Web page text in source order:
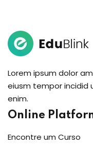
Lorem ipsum dolor
eiusm tempor incidid
enim.
Online
Encontre um Curso